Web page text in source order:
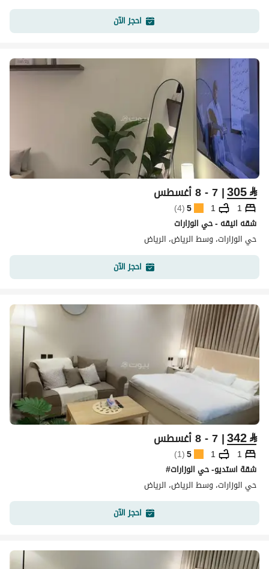
احجز الآن
⃁
305| 7 - 8 أغسطس
1
1
5
(
4
)
شقه انيقه - حي الوزارات
حي الوزارات، وسط الرياض، الرياض
احجز الآن
⃁
342| 7 - 8 أغسطس
1
1
5
(
1
)
شقة استديو- حي الوزارات#
حي الوزارات، وسط الرياض، الرياض
احجز الآن